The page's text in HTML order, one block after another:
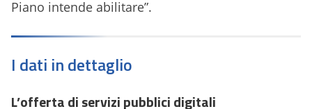
Piano intende abilitare”.
I dati in dettaglio
L’offerta di servizi pubblici digitali